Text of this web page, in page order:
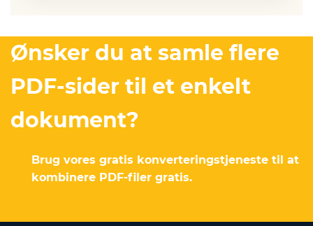
Ønsker du at samle flere
PDF-sider til et enkelt
dokument?
Brug vores gratis konverteringstjeneste til at
kombinere PDF-filer gratis.